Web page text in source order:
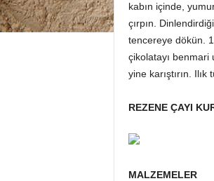
kabın içinde,
çırpın.
tencereye dökün.
çikolatayı
yine karıştırın. Ilık
REZENE ÇAYI
MALZEMELER